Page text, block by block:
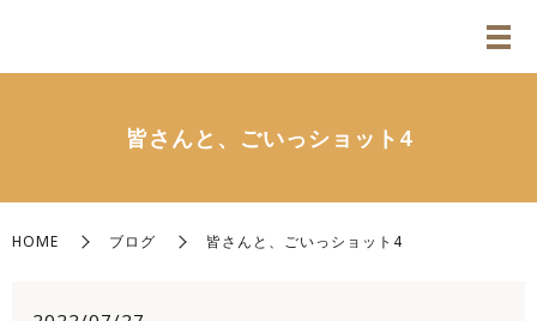
皆さんと、ごいっショット4
HOME ブログ 皆さんと、ごいっショット4